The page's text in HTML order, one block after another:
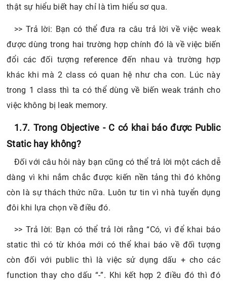
thật sự hiểu biết hay chỉ là tìm hiểu sơ qua.
>> Trả lời: Bạn có thể đưa ra câu trả lời về việc weak
được dùng trong hai trường hợp chính đó là về việc biến
đổi các đối tượng reference đến nhau và trường hợp
khác khi mà 2 class có quan hệ như cha con. Lúc này
trong 1 class thì ta có thể dùng về biến weak tránh cho
việc không bị leak memory.
1.7. Trong Objective - C có khai báo được Public
Static hay không?
Đối với câu hỏi này bạn cũng có thể trả lời một cách dễ
dàng vì khi nắm chắc được kiến nền tảng thì đó không
còn là sự thách thức nữa. Luôn tư tin vì nhà tuyển dụng
đôi khi lựa chọn về điều đó.
>> Trả lời: Bạn có thể trả lời rằng “Có, vì để khai báo
static thì có từ khóa mới có thể khai báo về đối tượng
còn đối với public thì là việc sử dụng dấu + cho các
function thay cho dấu “-”. Khi kết hợp 2 điều đó thì đó